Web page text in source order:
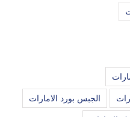
الجبس بورد الامارات